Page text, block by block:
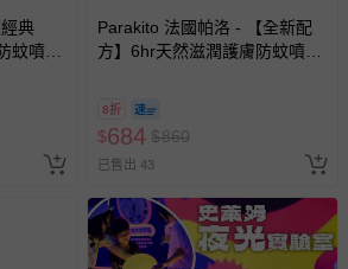
。
如客製生日書、姓名貼等）。
之影音商品或電腦軟體（例如 DVD、CD
提供之數位內容或一經提供即為完成之線
者事先同意始提供（例如線上課程、遊
典
蚊噴霧
Parakito 法國帕洛 - 【全新配
方】6hr天然滋潤護膚防蚊噴霧
8折
$684 $860
已售出 43